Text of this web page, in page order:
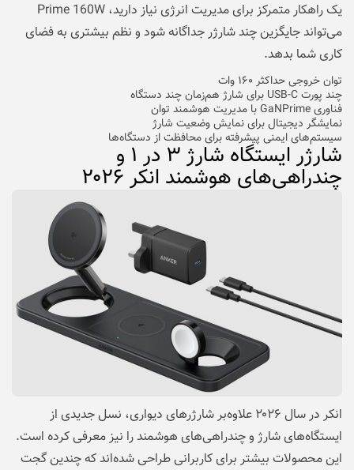
یک راهکار متمرکز برای مدیریت انرژی نیاز دارید، Prime 160W
می‌تواند جایگزین چند شارژر جداگانه شود و نظم بیشتری به فضای
کاری شما بدهد.
توان خروجی حداکثر ۱۶۰ وات
چند پورت USB-C برای شارژ هم‌زمان چند دستگاه
فناوری GaNPrime با مدیریت هوشمند توان
نمایشگر دیجیتال برای نمایش وضعیت شارژ
سیستم‌های ایمنی پیشرفته برای محافظت از دستگاه‌ها
شارژر ایستگاه شارژ ۳ در ۱ و
چندراهی‌های هوشمند انکر ۲۰۲۶
انکر در سال ۲۰۲۶ علاوه‌بر شارژرهای دیواری، نسل جدیدی از
ایستگاه‌های شارژ و چندراهی‌های هوشمند را نیز معرفی کرده است.
این محصولات بیشتر برای کاربرانی طراحی شده‌اند که چندین گجت